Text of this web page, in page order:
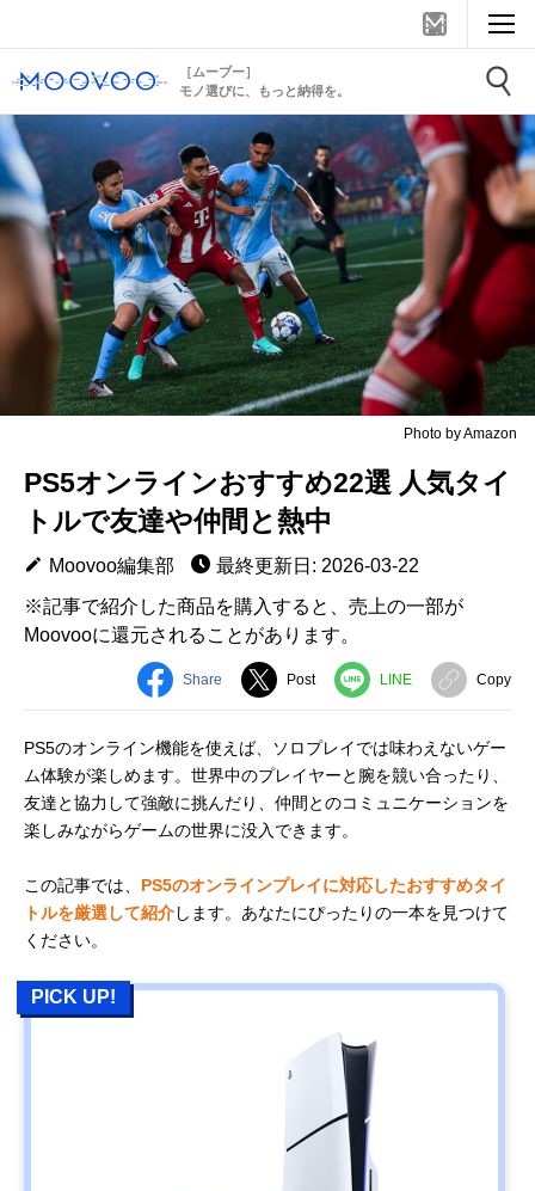
［ムーブー］
モノ選びに、もっと納得を。
Photo by Amazon
PS5オンラインおすすめ22選 人気タイ
トルで友達や仲間と熱中
Moovoo編集部
最終更新日: 2026-03-22
※記事で紹介した商品を購入すると、売上の一部が
Moovooに還元されることがあります。
Share Post LINE Copy
PS5のオンライン機能を使えば、ソロプレイでは味わえないゲー
ム体験が楽しめます。世界中のプレイヤーと腕を競い合ったり、
友達と協力して強敵に挑んだり、仲間とのコミュニケーションを
楽しみながらゲームの世界に没入できます。
この記事では、 PS5のオンラインプレイに対応したおすすめタイ
トルを厳選して紹介します。あなたにぴったりの一本を見つけて
ください。
PICK UP!